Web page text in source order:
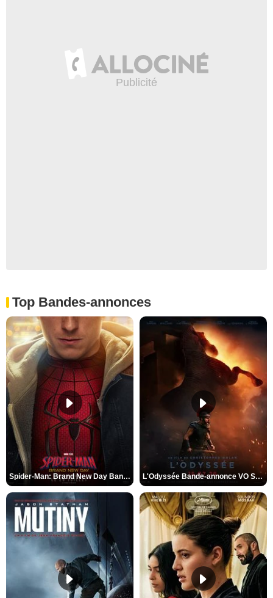
Top Bandes-annonces
Spider-Man: Brand New Day Bande-annonce VO STFR L'Odyssée Bande-annonce VO STFR